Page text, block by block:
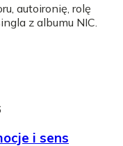
autoironię, rolę
z albumu NIC.
i sens